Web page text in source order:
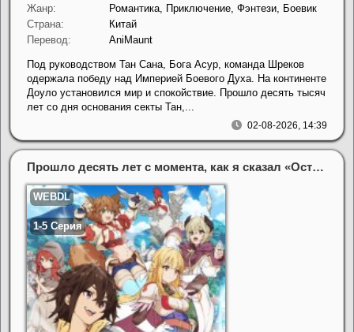
Жанр:
Романтика, Приключение, Фэнтези, Боевик
Страна:
Китай
Перевод:
AniMaunt
02-08-2026, 14:39
Под руководством Тан Сана, Бога Асур, команда Шреков
одержала победу над Империей Боевого Духа. На континенте
Доуло установился мир и спокойствие. Прошло десять тысяч
лет со дня основания секты Тан,...
Прошло десять лет с момента, как я сказал «Оставьте это на меня и уходите» и стал легендой (2026)